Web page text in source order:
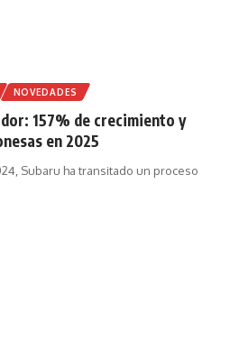
NOVEDADES
157% de crecimiento y
en 2025
Subaru ha transitado un proceso